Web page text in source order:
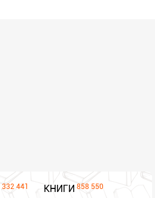
332 441 КНИГИ 858 550